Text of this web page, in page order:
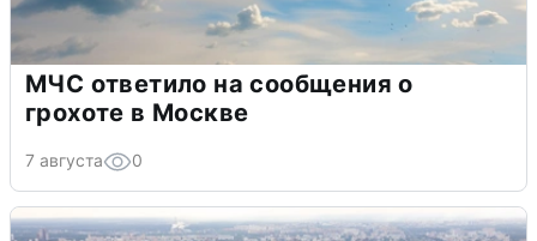
МЧС ответило на сообщения о
грохоте в Москве
7 августа 0